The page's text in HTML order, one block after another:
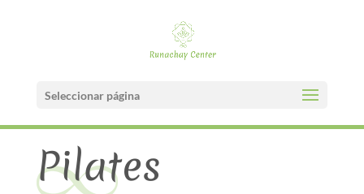
Seleccionar página
Pilates